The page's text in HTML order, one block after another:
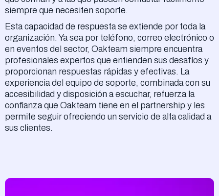
siempre que necesiten soporte.
Esta capacidad de respuesta se extiende por toda la
organización. Ya sea por teléfono, correo electrónico o
en eventos del sector, Oakteam siempre encuentra
profesionales expertos que entienden sus desafíos y
proporcionan respuestas rápidas y efectivas. La
experiencia del equipo de soporte, combinada con su
accesibilidad y disposición a escuchar, refuerza la
confianza que Oakteam tiene en el partnership y les
permite seguir ofreciendo un servicio de alta calidad a
sus clientes.